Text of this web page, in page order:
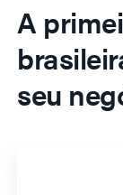
A
seu